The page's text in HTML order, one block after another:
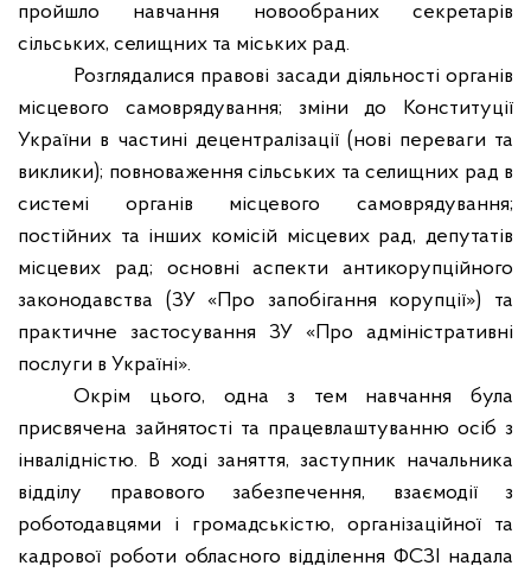
пройшло навчання новообраних секретарів
сільських, селищних та міських рад.
Розглядалися правові засади діяльності органів
місцевого самоврядування; зміни до Конституції
України в частині децентралізації (нові переваги та
виклики); повноваження сільських та селищних рад в
системі органів місцевого самоврядування;
постійних та інших комісій місцевих рад, депутатів
місцевих рад; основні аспекти антикорупційного
законодавства (ЗУ «Про запобігання корупції») та
практичне застосування ЗУ «Про адміністративні
послуги в Україні».
Окрім цього, одна з тем навчання була
присвячена зайнятості та працевлаштуванню осіб з
інвалідністю. В ході заняття, заступник начальника
відділу правового забезпечення, взаємодії з
роботодавцями і громадськістю, організаційної та
кадрової роботи обласного відділення ФСЗІ надала